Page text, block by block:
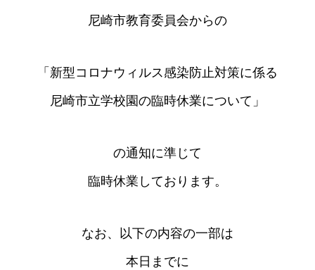
尼崎市教育委員会からの
「新型コロナウィルス感染防止対策に係る
尼崎市立学校園の臨時休業について」
の通知に準じて
臨時休業しております。
なお、以下の内容の一部は
本日までに